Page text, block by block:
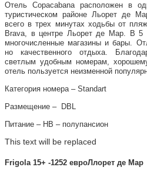
Отель Copacabana расположен в
туристическом районе Льорет де
всего в трех минутах ходьбы от
Brava, в центре Льорет де Мар. В 5
многочисленные магазины и бары.
но качественного отдыха.
светлым удобным номерам,
отель пользуется неизменной
Категория номера – Standart
Размещение – DBL
Питание – НВ – полупансион
This text will be replaced
Frigola 15+ -1252 евроЛлорет де Мар